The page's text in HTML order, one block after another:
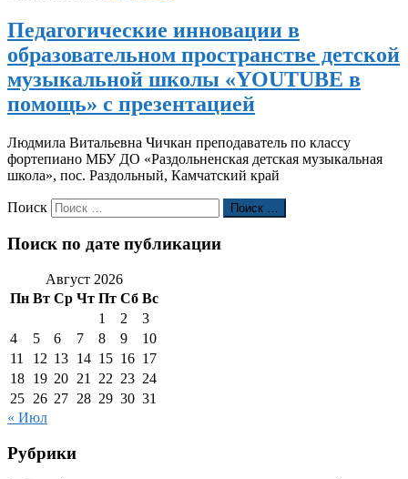
Педагогические инновации в
образовательном пространстве детской
музыкальной школы «YOUTUBE в
помощь» с презентацией
Людмила Витальевна Чичкан преподаватель по классу
фортепиано МБУ ДО «Раздольненская детская музыкальная
школа», пос. Раздольный, Камчатский край
Поиск Поиск …
Поиск по дате публикации
Август 2026
Пн Вт Ср Чт Пт Сб Вс
1
2
3
4
5 6 7 8 9
10
11
12 13 14 15 16 17
18 19 20 21 22 23 24
25 26 27 28 29 30 31
« Июл
Рубрики